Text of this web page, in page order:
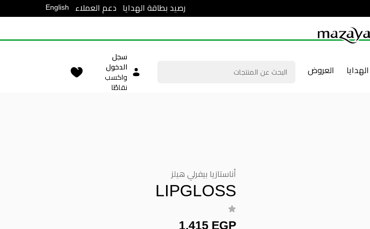
رصيد بطاقة الهدايا دعم العملاء English
الهدايا العروض
سجل
الدخول
واكسب
نقاطًا
أناستازيا بيفرلي هيلز
LIPGLOSS
1,415 EGP